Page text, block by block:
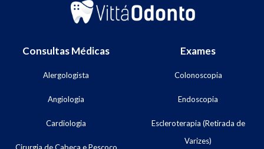
Consultas Médicas
Alergologista
Angiologia
Cardiologia
Cirurgia de Cabeça e Pescoço
Exames
Colonoscopia
Endoscopia
Escleroterapia (Retirada de
Varizes)